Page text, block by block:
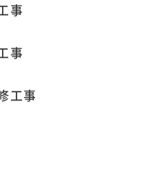
事
事
工事